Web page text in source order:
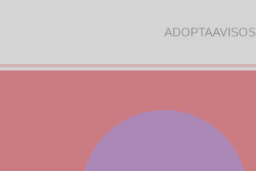
ADOPTAAVISOS